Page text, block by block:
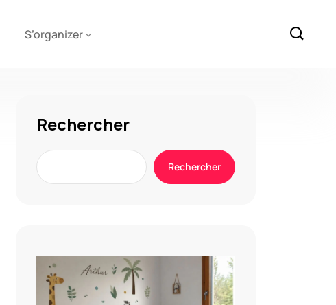
S’organizer
Rechercher
Rechercher